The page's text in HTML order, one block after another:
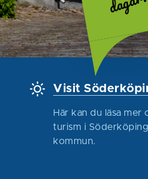
Visit
Här kan du läsa mer
turism i
kommun.